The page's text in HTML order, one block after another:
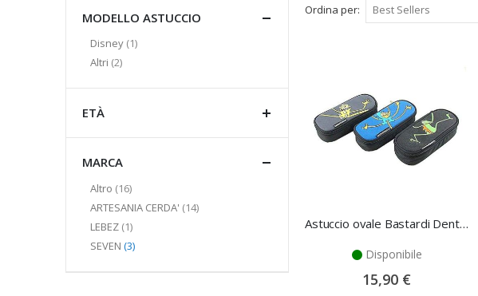
Ordina per
Astuccio ovale Bastardi Dentro - Seven
Disponibile
15,90 €
MODELLO ASTUCCIO
Disney 1
elemento
Altri 2
elementi
ETÀ
MARCA
Altro 16
elementi
ARTESANIA CERDA' 14
elementi
LEBEZ 1
elemento
SEVEN 3
elementi